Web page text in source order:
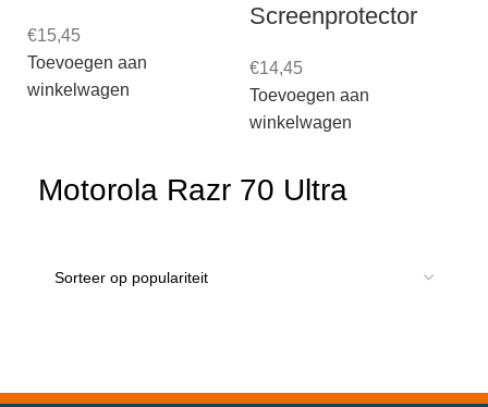
€15,45
Toevoegen aan
winkelwagen
Screenprotector
€14,45
Toevoegen aan
winkelwagen
Motorola Razr 70 Ultra